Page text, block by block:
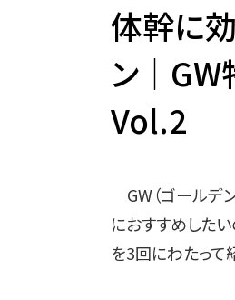
体幹に
ン│GW
Vol.2
GW（ゴールデ
におすすめした
を3回にわたって